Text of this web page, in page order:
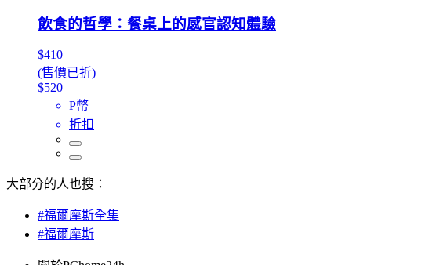
飲食的哲學：餐桌上的感官認知體驗
$410
(售價已折)
$520
P幣
折扣
大部分的人也搜：
#福爾摩斯全集
#福爾摩斯